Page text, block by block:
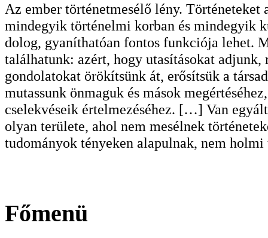
Az ember történetmesélő lény.
mindegyik történelmi korban és mindegyik
dolog, gyaníthatóan fontos funkciója lehet.
találhatunk: azért, hogy utasításokat
gondolatokat örökítsünk át, erősítsük a
mutassunk önmaguk és mások
cselekvéseik értelmezéséhez. […] Van
olyan területe, ahol nem mesélnek
tudományok tényeken alapulnak, nem
Főmenü